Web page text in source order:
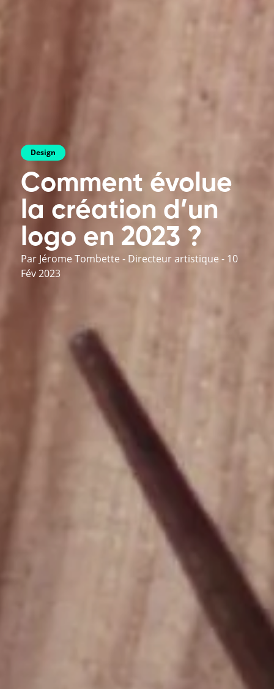
Design
Comment évolue
la création d’un
logo en 2023 ?
Par Jérome Tombette - Directeur artistique- 10
Fév 2023